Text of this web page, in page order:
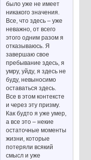
было уже не имеет
никакого значения.
Все, что здесь – уже
неважно, от всего
этого одним разом я
отказываюсь. Я
завершаю свое
пребывание здесь, я
умру, уйду, я здесь не
буду, невыносимо
оставаться здесь.
Все в этом контексте
и через эту призму.
Как будто я уже умер,
а все это – некие
остаточные моменты
жизни, которые
потеряли всякий
смысл и уже